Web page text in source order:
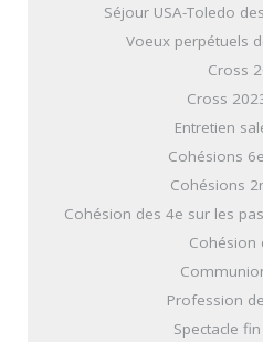
Séjour USA-Toledo
Voeux perpétuels
Cross
Cross
Entretien
Cohésions
Cohésions
Cohésion des 4e sur les
Cohésion
Profession
Spectacle